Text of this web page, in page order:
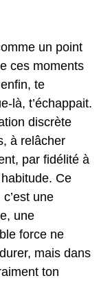
un point
ces moments
te
là, t’échappait.
discrète
à relâcher
par fidélité à
Ce
une
une
force ne
mais dans
ton